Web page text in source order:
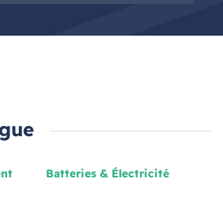
Batteries & Électricité